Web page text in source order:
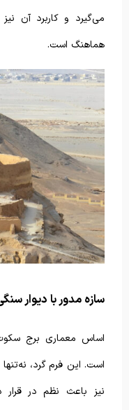
می‌گیرد و کاربرد آن
هماهنگ است.
سازه مدور با دیوار
اساس معماری برج سکوت
است. این فرم گرد،
نیز باعث نظم در